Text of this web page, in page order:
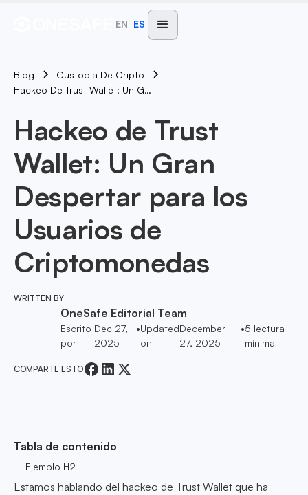
EN ES
Blog
Custodia De Cripto
Hackeo De Trust Wallet: Un Gran Despertar Para Los Usuarios De Criptomonedas
Hackeo de Trust
Wallet: Un Gran
Despertar para los
Usuarios de
Criptomonedas
WRITTEN BY
OneSafe Editorial Team
Escrito
por
Dec 27,
2025
•Updated
on
December
27, 2025
•5 lectura
mínima
COMPARTE ESTO
Tabla de contenido
Ejemplo H2
Estamos hablando del hackeo de Trust Wallet que ha